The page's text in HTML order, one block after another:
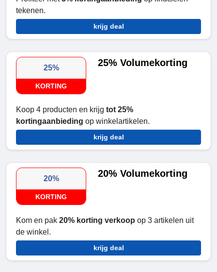
tekenen.
krijg deal
25%
KORTING
25% Volumekorting
Koop 4 producten en krijg tot 25%
kortingaanbieding op winkelartikelen.
krijg deal
20%
KORTING
20% Volumekorting
Kom en pak 20% korting verkoop op 3 artikelen uit
de winkel.
krijg deal